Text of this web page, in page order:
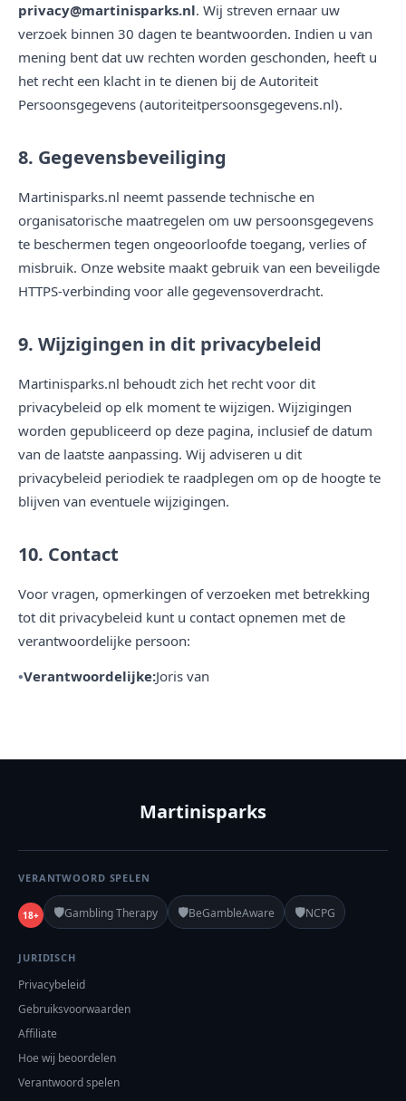
privacy@martinisparks.nl. Wij streven ernaar uw
verzoek binnen 30 dagen te beantwoorden. Indien u van
mening bent dat uw rechten worden geschonden, heeft u
het recht een klacht in te dienen bij de Autoriteit
Persoonsgegevens (autoriteitpersoonsgegevens.nl).
8. Gegevensbeveiliging
Martinisparks.nl neemt passende technische en
organisatorische maatregelen om uw persoonsgegevens
te beschermen tegen ongeoorloofde toegang, verlies of
misbruik. Onze website maakt gebruik van een beveiligde
HTTPS-verbinding voor alle gegevensoverdracht.
9. Wijzigingen in dit privacybeleid
Martinisparks.nl behoudt zich het recht voor dit
privacybeleid op elk moment te wijzigen. Wijzigingen
worden gepubliceerd op deze pagina, inclusief de datum
van de laatste aanpassing. Wij adviseren u dit
privacybeleid periodiek te raadplegen om op de hoogte te
blijven van eventuele wijzigingen.
10. Contact
Voor vragen, opmerkingen of verzoeken met betrekking
tot dit privacybeleid kunt u contact opnemen met de
verantwoordelijke persoon:
Verantwoordelijke:Joris van
Martinisparks
VERANTWOORD SPELEN
18+ 🛡️Gambling Therapy 🛡️BeGambleAware 🛡️NCPG
JURIDISCH
Privacybeleid
Gebruiksvoorwaarden
Affiliate
Hoe wij beoordelen
Verantwoord spelen